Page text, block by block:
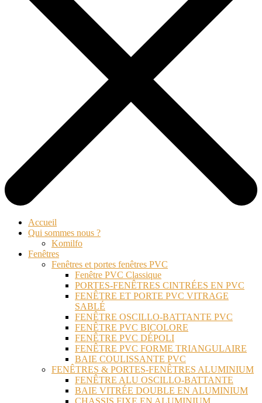
Accueil
Qui sommes nous ?
Komilfo
Fenêtres
Fenêtres et portes fenêtres PVC
Fenêtre PVC Classique
PORTES-FENÊTRES CINTRÉES EN PVC
FENÊTRE ET PORTE PVC VITRAGE
SABLÉ
FENÊTRE OSCILLO-BATTANTE PVC
FENÊTRE PVC BICOLORE
FENÊTRE PVC DÉPOLI
FENÊTRE PVC FORME TRIANGULAIRE
BAIE COULISSANTE PVC
FENÊTRES & PORTES-FENÊTRES ALUMINIUM
FENÊTRE ALU OSCILLO-BATTANTE
BAIE VITRÉE DOUBLE EN ALUMINIUM
CHASSIS FIXE EN ALUMINIUM